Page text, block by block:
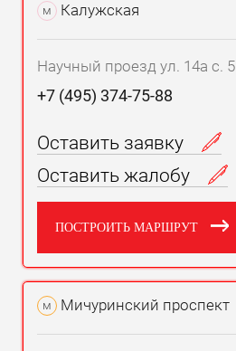
м Калужская
Научный проезд ул. 14а с. 5
+7 (495) 374-75-88
Оставить заявку
Оставить жалобу
ПОСТРОИТЬ МАРШРУТ
м Мичуринский проспект